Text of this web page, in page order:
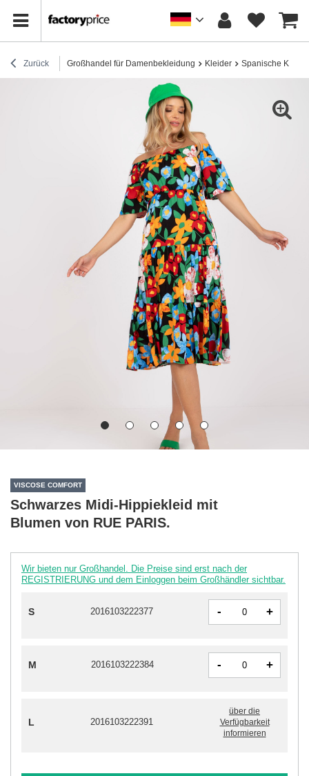
Zurück Großhandel für Damenbekleidung Kleider Spanische
VISCOSE COMFORT
Schwarzes Midi-Hippiekleid mit
Blumen von RUE PARIS.
Wir bieten nur Großhandel. Die Preise sind erst nach der
REGISTRIERUNG und dem Einloggen beim Großhändler sichtbar.
S 2016103222377 - +
M 2016103222384 - +
L 2016103222391
über die
Verfügbarkeit
informieren